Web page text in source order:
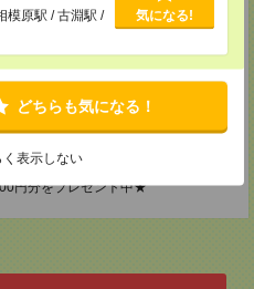
模原駅 / 古淵駅 /
気になる!
どちらも気になる！
く表示しない
横浜ビジネスパークサウスタワー
円分をプレゼント中★